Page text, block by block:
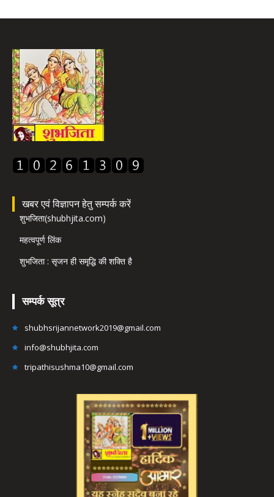
खबर एवं विज्ञापन हेतु सम्पर्क करें
शुभजिता(shubhjita.com)
महत्वपूर्ण लिंक
शुभजिता : सृजन ही समृद्धि की शक्ति है
सम्पर्क सूत्र
shubhsrijannetwork2019@gmail.com
info@shubhjita.com
tripathisushma10@gmail.com